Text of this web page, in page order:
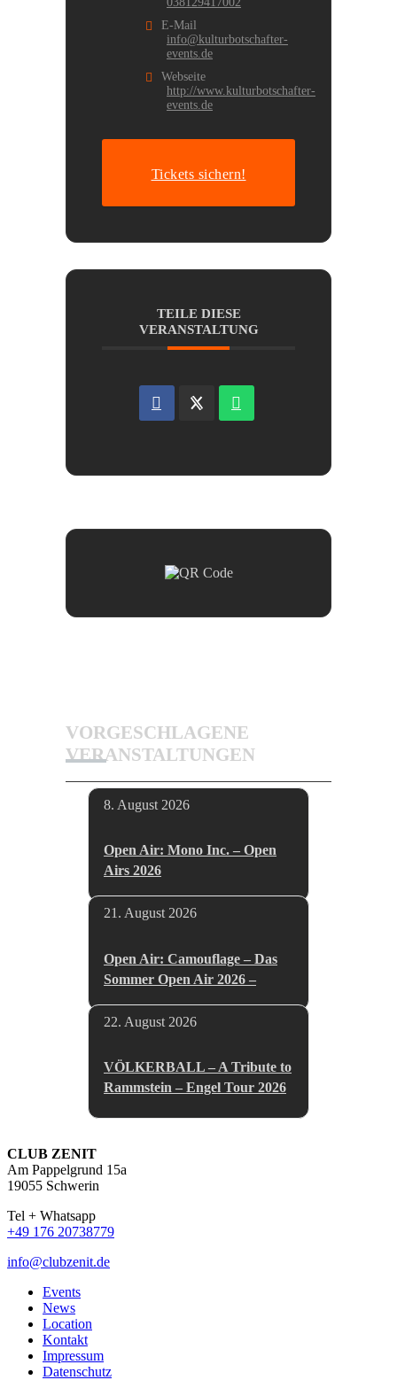
E-Mail
info@kulturbotschafter-
events.de
Webseite
http://www.kulturbotschafter-
events.de
Tickets sichern!
TEILE DIESE
VERANSTALTUNG
VORGESCHLAGENE
VERANSTALTUNGEN
8. August 2026
Open Air: Mono Inc. – Open
Airs 2026
21. August 2026
Open Air: Camouflage – Das
Sommer Open Air 2026 –
22. August 2026
VÖLKERBALL – A Tribute to
Rammstein – Engel Tour 2026
CLUB ZENIT
Am Pappelgrund 15a
19055 Schwerin
Tel + Whatsapp
+49 176 20738779
info@clubzenit.de
Events
News
Location
Kontakt
Impressum
Datenschutz